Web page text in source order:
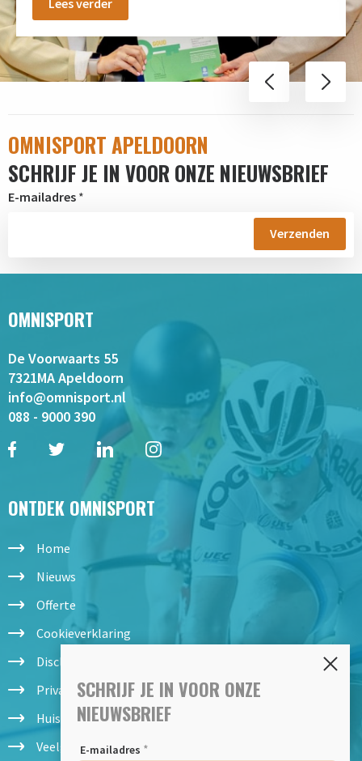
Lees verder
OMNISPORT APELDOORN
SCHRIJF JE IN VOOR ONZE NIEUWSBRIEF
E-mailadres *
OMNISPORT
De Voorwaarts 55
7321MA Apeldoorn
info@omnisport.nl
088 - 9000 390
ONTDEK OMNISPORT
Home
Nieuws
Offerte
Cookieverklaring
Disclaimer
Privacy statement
Huisregels
Veelgestelde vragen
SCHRIJF JE IN VOOR ONZE
NIEUWSBRIEF
E-mailadres *